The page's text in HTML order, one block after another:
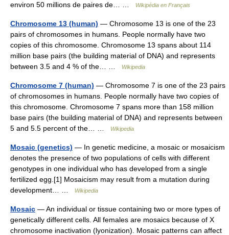
environ 50 millions de paires de… …
Wikipédia en Français
Chromosome 13 (human) — Chromosome 13 is one of the 23
pairs of chromosomes in humans. People normally have two
copies of this chromosome. Chromosome 13 spans about 114
million base pairs (the building material of DNA) and represents
between 3.5 and 4 % of the… …
Wikipedia
Chromosome 7 (human) — Chromosome 7 is one of the 23 pairs
of chromosomes in humans. People normally have two copies of
this chromosome. Chromosome 7 spans more than 158 million
base pairs (the building material of DNA) and represents between
5 and 5.5 percent of the… …
Wikipedia
Mosaic (genetics) — In genetic medicine, a mosaic or mosaicism
denotes the presence of two populations of cells with different
genotypes in one individual who has developed from a single
fertilized egg.[1] Mosaicism may result from a mutation during
development… …
Wikipedia
Mosaic — An individual or tissue containing two or more types of
genetically different cells. All females are mosaics because of X
chromosome inactivation (lyonization). Mosaic patterns can affect